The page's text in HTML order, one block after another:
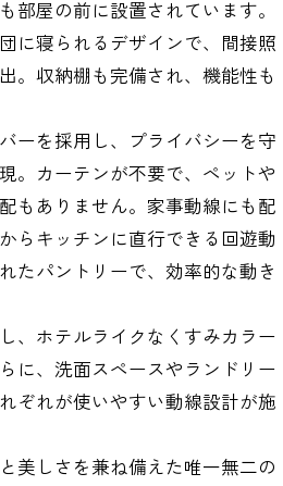
部屋の前に設置されています。
に寝られるデザインで、間接照
。収納棚も完備され、機能性も
ーを採用し、プライバシーを守
。カーテンが不要で、ペットや
もありません。家事動線にも配
らキッチンに直行できる回遊動
たパントリーで、効率的な動き
、ホテルライクなくすみカラー
に、洗面スペースやランドリー
ぞれが使いやすい動線設計が施
美しさを兼ね備えた唯一無二の